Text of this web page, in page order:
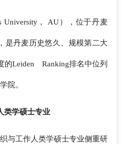
University， AU），位于丹麦
是丹麦历史悠久、规模第二大
的Leiden Ranking排名中位列
院。
类学硕士专业
与工作人类学硕士专业侧重研